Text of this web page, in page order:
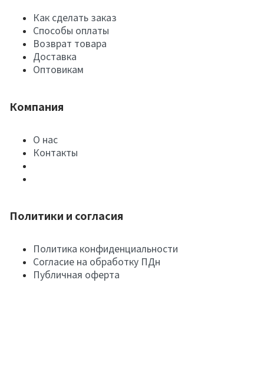
Как сделать заказ
Способы оплаты
Возврат товара
Доставка
Оптовикам
Компания
О нас
Контакты
Политики и согласия
Политика конфиденциальности
Согласие на обработку ПДн
Публичная оферта